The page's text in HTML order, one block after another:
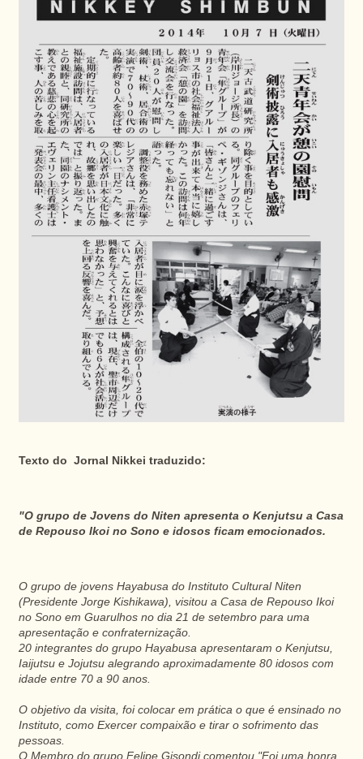
Texto do Jornal Nikkei traduzido:
"O grupo de Jovens do Niten apresenta o Kenjutsu a Casa
de Repouso Ikoi no Sono e idosos ficam emocionados.
O grupo de jovens Hayabusa do Instituto Cultural Niten
(Presidente Jorge Kishikawa), visitou a Casa de Repouso Ikoi
no Sono em Guarulhos no dia 21 de setembro para uma
apresentação e confraternização.
20 integrantes do grupo Hayabusa apresentaram o Kenjutsu,
Iaijutsu e Jojutsu alegrando aproximadamente 80 idosos com
idade entre 70 a 90 anos.
O objetivo da visita, foi colocar em prática o que é ensinado no
Instituto, como Exercer compaixão e tirar o sofrimento das
pessoas.
O Membro do grupo Felipe Gisondi comentou "Foi uma honra